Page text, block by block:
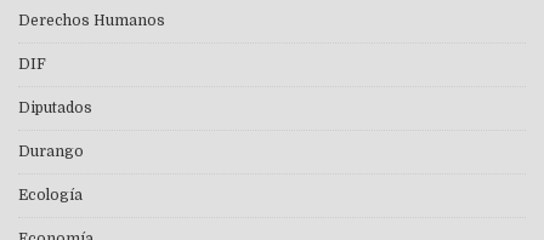
Derechos Humanos
DIF
Diputados
Durango
Ecología